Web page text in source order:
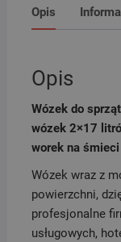
Opis
Opis
Wózek do
wózek 2×17
worek na śmieci
Wózek wraz z
powierzchni,
profesjonalne
usługowych,